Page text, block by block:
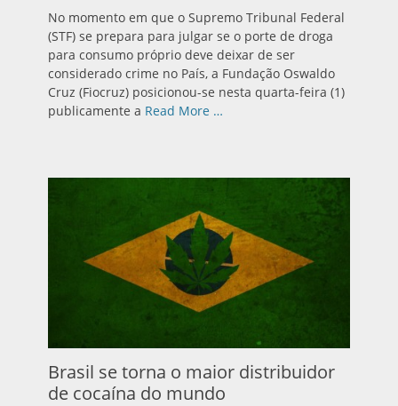
No momento em que o Supremo Tribunal Federal
(STF) se prepara para julgar se o porte de droga
para consumo próprio deve deixar de ser
considerado crime no País, a Fundação Oswaldo
Cruz (Fiocruz) posicionou-se nesta quarta-feira (1)
publicamente a Read More …
Brasil se torna o maior distribuidor
de cocaína do mundo